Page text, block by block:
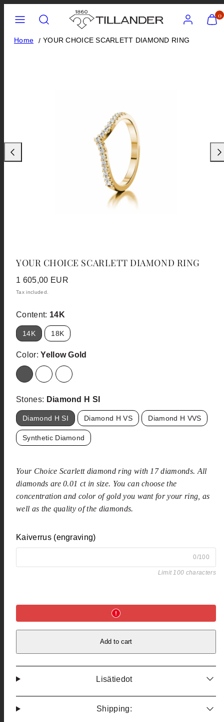
View
my
0
Home YOUR CHOICE SCARLETT DIAMOND RING
Previous
YOUR CHOICE SCARLETT DIAMOND RING
Regular
price
1 605,00 EUR
Tax included.
Content: 14K
14K 18K
Color: Yellow Gold
Yellow
Gold
Red
Gold
White
Gold
Stones: Diamond H SI
Diamond H SI Diamond H VS Diamond H VVS
Synthetic Diamond
Your Choice Scarlett diamond ring with 17 diamonds. All
diamonds are 0.01 ct in size. You can choose the
concentration and color of gold you want for your ring, as
well as the quality of the diamonds.
Kaiverrus (engraving)
0/100
Limit 100 characters
Add to cart
Lisätiedot
Shipping: